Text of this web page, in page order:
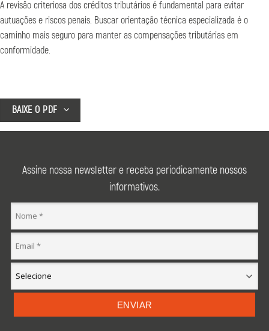
A revisão criteriosa dos créditos tributários é fundamental para evitar
autuações e riscos penais. Buscar orientação técnica especializada é o
caminho mais seguro para manter as compensações tributárias em
conformidade.
BAIXE O PDF
Assine nossa newsletter e receba periodicamente nossos
informativos.
ENVIAR